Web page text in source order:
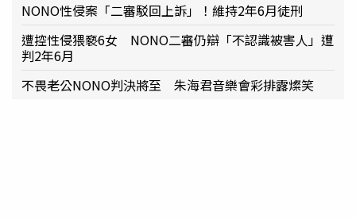
NONO性侵案「二審駁回上訴」！維持2年6月徒刑
遭控性侵猥褻6女 NONO二審仍辯「不認識被害人」遭
判2年6月
不畏老公NONO判決將至 朱海君音樂會彩排露燦笑